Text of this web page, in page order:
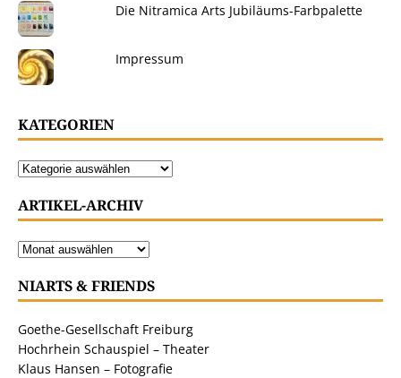
Die Nitramica Arts Jubiläums-Farbpalette
Impressum
KATEGORIEN
ARTIKEL-ARCHIV
NIARTS & FRIENDS
Goethe-Gesellschaft Freiburg
Hochrhein Schauspiel – Theater
Klaus Hansen – Fotografie